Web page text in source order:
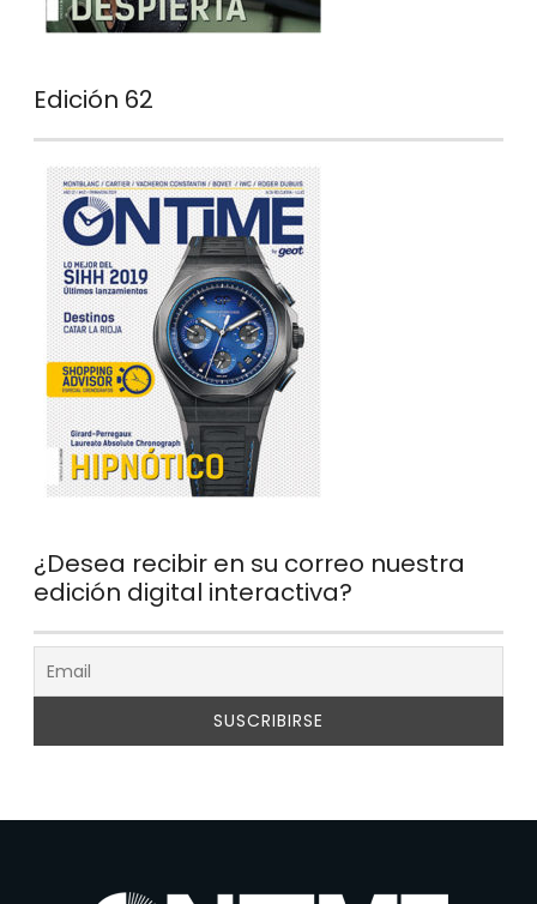
Edición 62
¿Desea recibir en su correo nuestra
edición digital interactiva?